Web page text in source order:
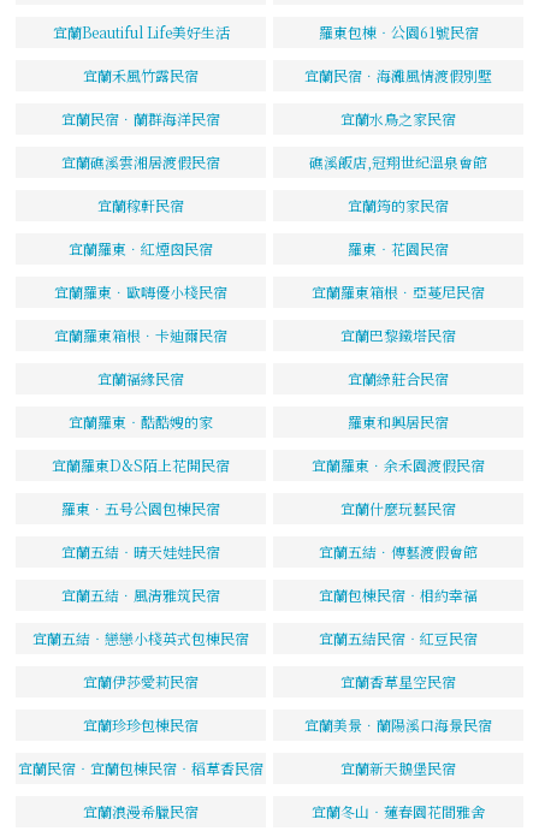
宜蘭Beautiful Life美好生活 羅東包棟‧公園61號民宿
宜蘭禾風竹露民宿 宜蘭民宿．海灘風情渡假別墅
宜蘭民宿．蘭群海洋民宿 宜蘭水鳥之家民宿
宜蘭礁溪雲湘居渡假民宿 礁溪飯店,冠翔世紀溫泉會館
宜蘭稼軒民宿 宜蘭筠的家民宿
宜蘭羅東．紅煙囪民宿 羅東‧花園民宿
宜蘭羅東．歐嗨優小棧民宿 宜蘭羅東箱根．亞蔓尼民宿
宜蘭羅東箱根．卡迪爾民宿 宜蘭巴黎鐵塔民宿
宜蘭福緣民宿 宜蘭綠莊合民宿
宜蘭羅東‧酷酷嫂的家 羅東和興居民宿
宜蘭羅東D&S陌上花開民宿 宜蘭羅東．余禾園渡假民宿
羅東．五号公園包棟民宿 宜蘭什麼玩藝民宿
宜蘭五結‧晴天娃娃民宿 宜蘭五結．傳藝渡假會館
宜蘭五結．風清雅筑民宿 宜蘭包棟民宿‧相約幸福
宜蘭五結‧戀戀小棧英式包棟民宿 宜蘭五結民宿‧紅豆民宿
宜蘭伊莎愛莉民宿 宜蘭香草星空民宿
宜蘭珍珍包棟民宿 宜蘭美景．蘭陽溪口海景民宿
宜蘭民宿‧宜蘭包棟民宿‧稻草香民宿 宜蘭新天鵝堡民宿
宜蘭浪漫希臘民宿 宜蘭冬山‧蓮春園花間雅舍